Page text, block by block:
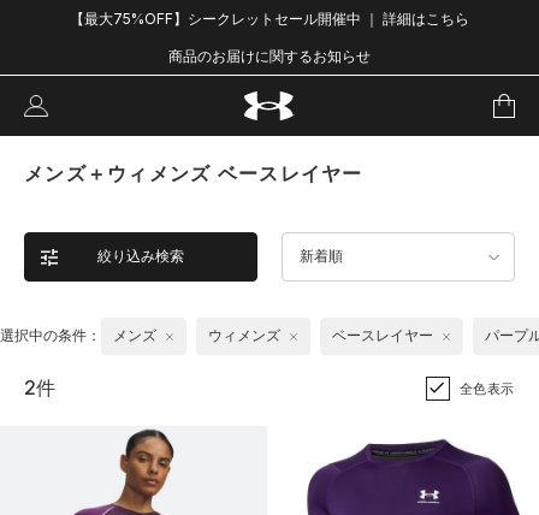
【最大75%OFF】シークレットセール開催中 ｜ 詳細はこちら
商品のお届けに関するお知らせ
メンズ＋ウィメンズ ベースレイヤー
絞り込み検索 新着順
選択中の条件： メンズ ウィメンズ ベースレイヤー パープ
2件 全色表示